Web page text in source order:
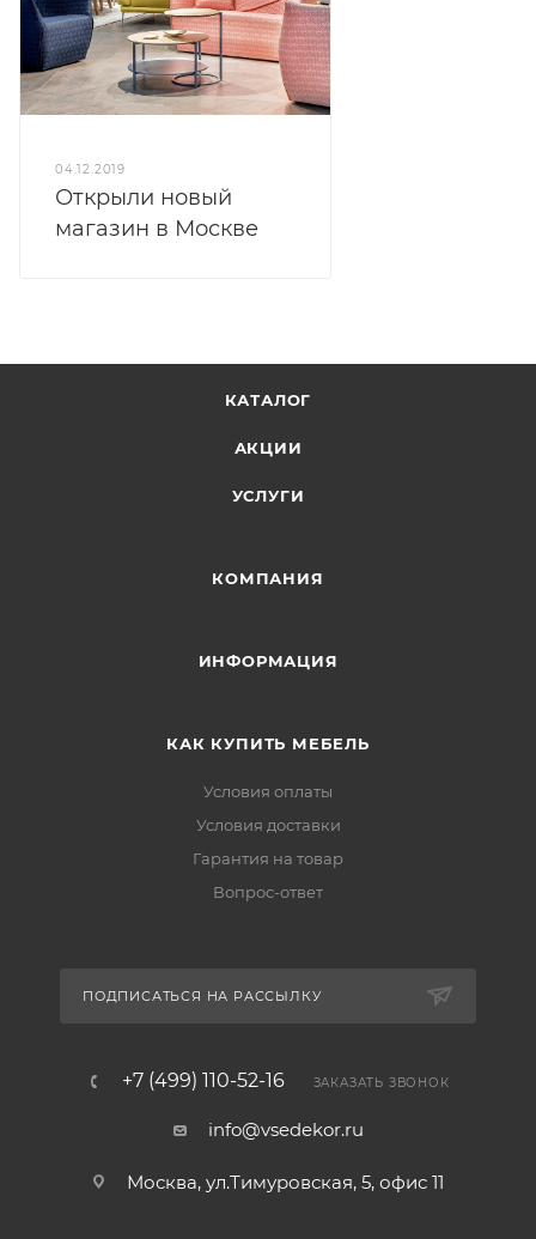
04.12.2019
Открыли новый
магазин в Москве
КАТАЛОГ
АКЦИИ
УСЛУГИ
КОМПАНИЯ
ИНФОРМАЦИЯ
КАК КУПИТЬ МЕБЕЛЬ
Условия оплаты
Условия доставки
Гарантия на товар
Вопрос-ответ
ПОДПИСАТЬСЯ НА РАССЫЛКУ
+7 (499) 110-52-16 ЗАКАЗАТЬ ЗВОНОК
info@vsedekor.ru
Москва, ул.Тимуровская, 5, офис 11